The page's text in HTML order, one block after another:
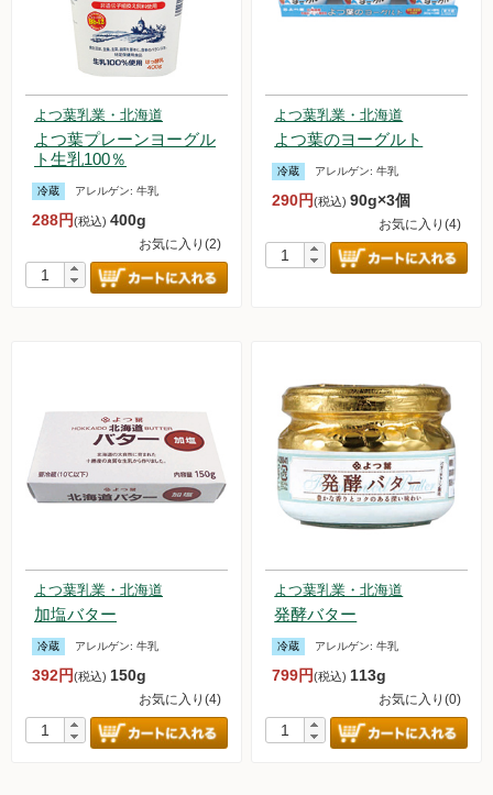
よつ葉乳業・北海道
よつ葉プレーンヨーグル
ト生乳100％
冷蔵 アレルゲン: 牛乳
288円(税込) 400g
お気に入り(2)
よつ葉乳業・北海道
よつ葉のヨーグルト
冷蔵 アレルゲン:牛乳
290円(税込)90g×3個
お気に入り(4)
よつ葉乳業・北海道
加塩バター
冷蔵 アレルゲン: 牛乳
392円(税込) 150g
お気に入り(4)
よつ葉乳業・北海道
発酵バター
冷蔵 アレルゲン:牛乳
799円(税込) 113g
お気に入り(0)